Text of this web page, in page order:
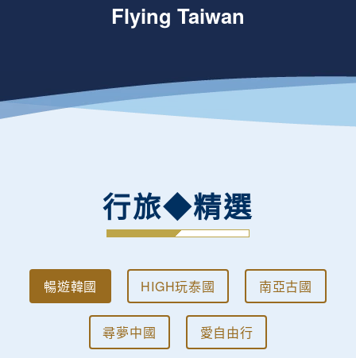
Flying Taiwan
行旅◆精選
暢遊韓國 HIGH玩泰國 南亞古國
尋夢中國 愛自由行